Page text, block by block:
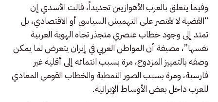
وفيما يتعلق بالعرب الأهوازيين تحديداً، قالت الأسدي إن
“القضية لا تقتصر على التهميش السياسي أو الاقتصادي، بل
تمتد إلى وجود خطاب عنصري متجذر تجاه الهوية العربية
نفسها”، مضيفة أن المواطن العربي في إيران يتعرض لما يمكن
وصفه بالتمييز المزدوج، مرة بسبب انتمائه إلى أقلية غير
فارسية، ومرة بسبب الصور النمطية والخطاب القومي المعادي
للعرب داخل بعض الأوساط الإيرانية.